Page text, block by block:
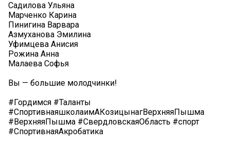
Садилова Ульяна
Марченко Карина
Пинигина Варвара
Азмуханова Эмилина
Уфимцева Анисия
Рожина Анна
Малаева Софья
Вы — большие молодчинки!
#Гордимся #Таланты
#СпортивнаяшколаимАКозицынагВерхняяПышма
#ВерхняяПышма #СвердловскаяОбласть #спорт
#СпортивнаяАкробатика